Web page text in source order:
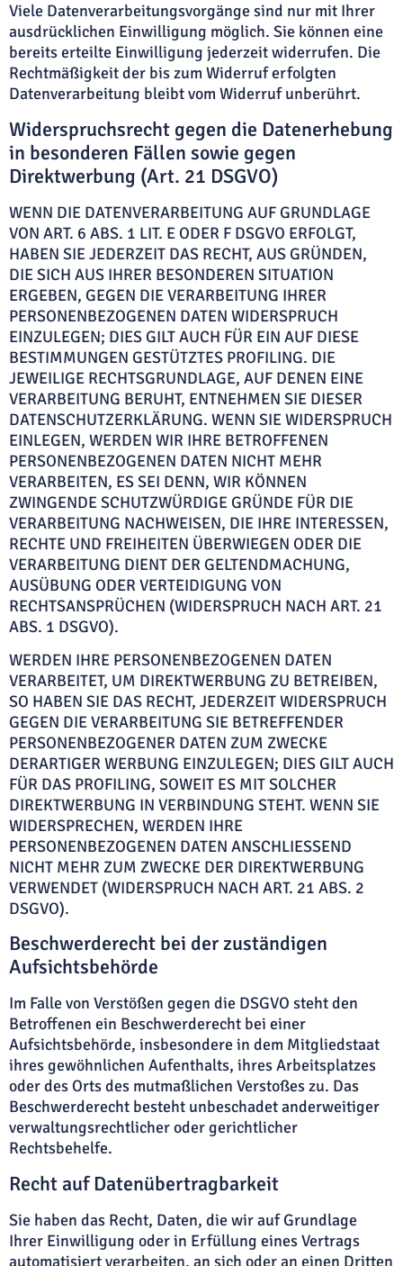
Viele Datenverarbeitungsvorgänge sind nur mit Ihrer
ausdrücklichen Einwilligung möglich. Sie können eine
bereits erteilte Einwilligung jederzeit widerrufen. Die
Rechtmäßigkeit der bis zum Widerruf erfolgten
Datenverarbeitung bleibt vom Widerruf unberührt.
Widerspruchsrecht gegen die Datenerhebung
in besonderen Fällen sowie gegen
Direktwerbung (Art. 21 DSGVO)
WENN DIE DATENVERARBEITUNG AUF GRUNDLAGE
VON ART. 6 ABS. 1 LIT. E ODER F DSGVO ERFOLGT,
HABEN SIE JEDERZEIT DAS RECHT, AUS GRÜNDEN,
DIE SICH AUS IHRER BESONDEREN SITUATION
ERGEBEN, GEGEN DIE VERARBEITUNG IHRER
PERSONENBEZOGENEN DATEN WIDERSPRUCH
EINZULEGEN; DIES GILT AUCH FÜR EIN AUF DIESE
BESTIMMUNGEN GESTÜTZTES PROFILING. DIE
JEWEILIGE RECHTSGRUNDLAGE, AUF DENEN EINE
VERARBEITUNG BERUHT, ENTNEHMEN SIE DIESER
DATENSCHUTZERKLÄRUNG. WENN SIE WIDERSPRUCH
EINLEGEN, WERDEN WIR IHRE BETROFFENEN
PERSONENBEZOGENEN DATEN NICHT MEHR
VERARBEITEN, ES SEI DENN, WIR KÖNNEN
ZWINGENDE SCHUTZWÜRDIGE GRÜNDE FÜR DIE
VERARBEITUNG NACHWEISEN, DIE IHRE INTERESSEN,
RECHTE UND FREIHEITEN ÜBERWIEGEN ODER DIE
VERARBEITUNG DIENT DER GELTENDMACHUNG,
AUSÜBUNG ODER VERTEIDIGUNG VON
RECHTSANSPRÜCHEN (WIDERSPRUCH NACH ART. 21
ABS. 1 DSGVO).
WERDEN IHRE PERSONENBEZOGENEN DATEN
VERARBEITET, UM DIREKTWERBUNG ZU BETREIBEN,
SO HABEN SIE DAS RECHT, JEDERZEIT WIDERSPRUCH
GEGEN DIE VERARBEITUNG SIE BETREFFENDER
PERSONENBEZOGENER DATEN ZUM ZWECKE
DERARTIGER WERBUNG EINZULEGEN; DIES GILT AUCH
FÜR DAS PROFILING, SOWEIT ES MIT SOLCHER
DIREKTWERBUNG IN VERBINDUNG STEHT. WENN SIE
WIDERSPRECHEN, WERDEN IHRE
PERSONENBEZOGENEN DATEN ANSCHLIESSEND
NICHT MEHR ZUM ZWECKE DER DIREKTWERBUNG
VERWENDET (WIDERSPRUCH NACH ART. 21 ABS. 2
DSGVO).
Beschwerde­recht bei der zuständigen
Aufsichts­behörde
Im Falle von Verstößen gegen die DSGVO steht den
Betroffenen ein Beschwerderecht bei einer
Aufsichtsbehörde, insbesondere in dem Mitgliedstaat
ihres gewöhnlichen Aufenthalts, ihres Arbeitsplatzes
oder des Orts des mutmaßlichen Verstoßes zu. Das
Beschwerderecht besteht unbeschadet anderweitiger
verwaltungsrechtlicher oder gerichtlicher
Rechtsbehelfe.
Recht auf Daten­übertrag­barkeit
Sie haben das Recht, Daten, die wir auf Grundlage
Ihrer Einwilligung oder in Erfüllung eines Vertrags
automatisiert verarbeiten, an sich oder an einen Dritten